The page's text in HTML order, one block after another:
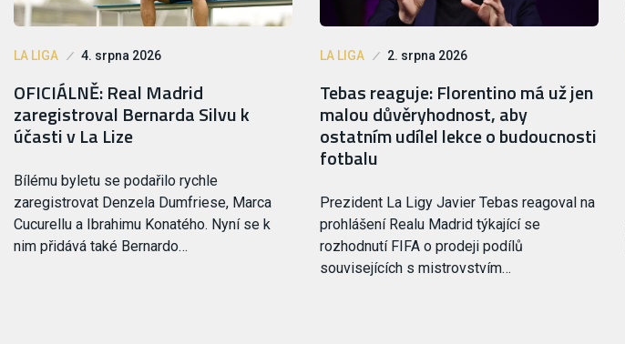
LA LIGA 4. srpna 2026
OFICIÁLNĚ: Real Madrid
zaregistroval Bernarda Silvu k
účasti v La Lize
Bílému byletu se podařilo rychle
zaregistrovat Denzela Dumfriese, Marca
Cucurellu a Ibrahimu Konatého. Nyní se k
nim přidává také Bernardo…
LA LIGA 2. srpna 2026
Tebas reaguje: Florentino má už jen
malou důvěryhodnost, aby
ostatním udílel lekce o budoucnosti
fotbalu
Prezident La Ligy Javier Tebas reagoval na
prohlášení Realu Madrid týkající se
rozhodnutí FIFA o prodeji podílů
souvisejících s mistrovstvím…